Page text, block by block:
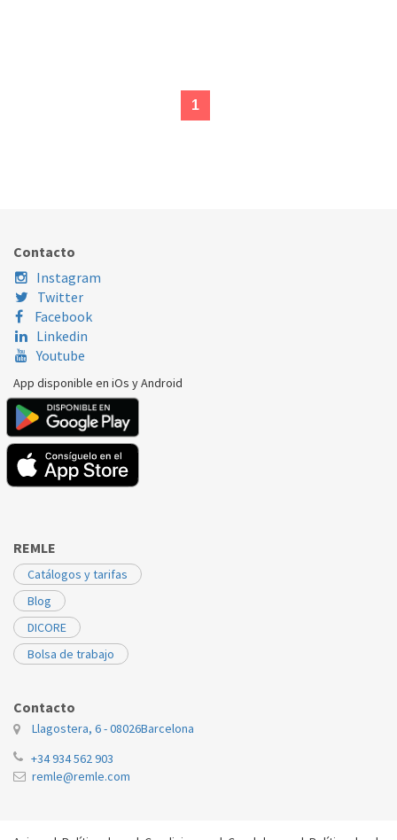
1
Contacto
Instagram
Twitter
Facebook
Linkedin
Youtube
App disponible en iOs y Android
REMLE
Catálogos y tarifas
Blog
DICORE
Bolsa de trabajo
Contacto
Llagostera, 6 - 08026Barcelona
+34 934 562 903
remle@remle.com